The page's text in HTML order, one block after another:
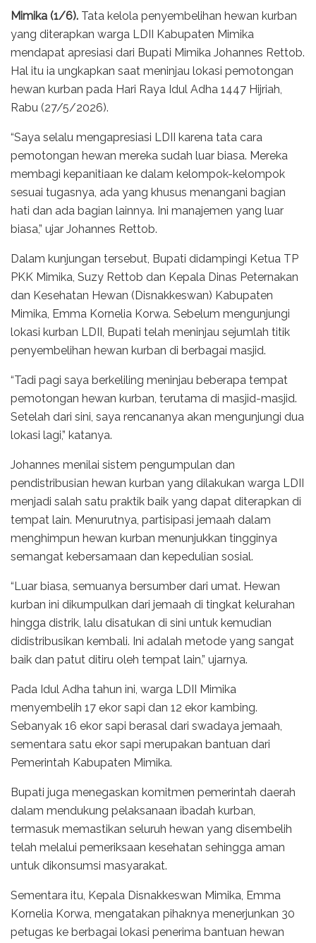
Mimika (1/6). Tata kelola penyembelihan hewan kurban
yang diterapkan warga LDII Kabupaten Mimika
mendapat apresiasi dari Bupati Mimika Johannes Rettob.
Hal itu ia ungkapkan saat meninjau lokasi pemotongan
hewan kurban pada Hari Raya Idul Adha 1447 Hijriah,
Rabu (27/5/2026).
“Saya selalu mengapresiasi LDII karena tata cara
pemotongan hewan mereka sudah luar biasa. Mereka
membagi kepanitiaan ke dalam kelompok-kelompok
sesuai tugasnya, ada yang khusus menangani bagian
hati dan ada bagian lainnya. Ini manajemen yang luar
biasa,” ujar Johannes Rettob.
Dalam kunjungan tersebut, Bupati didampingi Ketua TP
PKK Mimika, Suzy Rettob dan Kepala Dinas Peternakan
dan Kesehatan Hewan (Disnakkeswan) Kabupaten
Mimika, Emma Kornelia Korwa. Sebelum mengunjungi
lokasi kurban LDII, Bupati telah meninjau sejumlah titik
penyembelihan hewan kurban di berbagai masjid.
“Tadi pagi saya berkeliling meninjau beberapa tempat
pemotongan hewan kurban, terutama di masjid-masjid.
Setelah dari sini, saya rencananya akan mengunjungi dua
lokasi lagi,” katanya.
Johannes menilai sistem pengumpulan dan
pendistribusian hewan kurban yang dilakukan warga LDII
menjadi salah satu praktik baik yang dapat diterapkan di
tempat lain. Menurutnya, partisipasi jemaah dalam
menghimpun hewan kurban menunjukkan tingginya
semangat kebersamaan dan kepedulian sosial.
“Luar biasa, semuanya bersumber dari umat. Hewan
kurban ini dikumpulkan dari jemaah di tingkat kelurahan
hingga distrik, lalu disatukan di sini untuk kemudian
didistribusikan kembali. Ini adalah metode yang sangat
baik dan patut ditiru oleh tempat lain,” ujarnya.
Pada Idul Adha tahun ini, warga LDII Mimika
menyembelih 17 ekor sapi dan 12 ekor kambing.
Sebanyak 16 ekor sapi berasal dari swadaya jemaah,
sementara satu ekor sapi merupakan bantuan dari
Pemerintah Kabupaten Mimika.
Bupati juga menegaskan komitmen pemerintah daerah
dalam mendukung pelaksanaan ibadah kurban,
termasuk memastikan seluruh hewan yang disembelih
telah melalui pemeriksaan kesehatan sehingga aman
untuk dikonsumsi masyarakat.
Sementara itu, Kepala Disnakkeswan Mimika, Emma
Kornelia Korwa, mengatakan pihaknya menerjunkan 30
petugas ke berbagai lokasi penerima bantuan hewan